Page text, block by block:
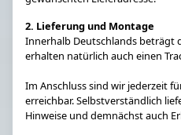
2. Lieferung und Montage
Innerhalb Deutschlands beträgt
erhalten natürlich auch einen
Im Anschluss sind wir jederzeit
erreichbar. Selbstverständlich
Hinweise und demnächst auch